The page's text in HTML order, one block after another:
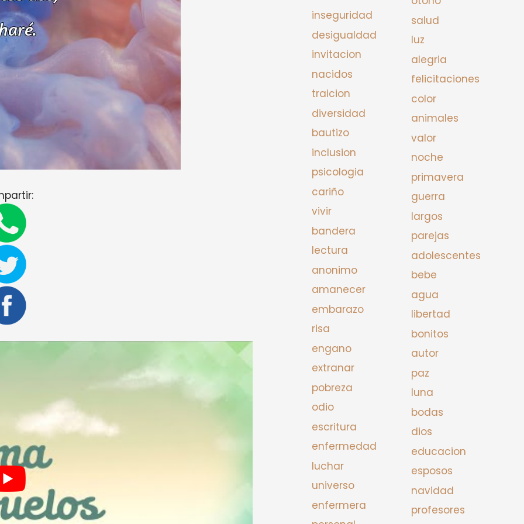
inseguridad
desigualdad
invitacion
nacidos
traicion
diversidad
bautizo
inclusion
psicologia
cariño
vivir
bandera
lectura
anonimo
amanecer
embarazo
risa
engano
extranar
pobreza
odio
escritura
enfermedad
luchar
universo
enfermera
salud
luz
alegria
felicitaciones
color
animales
valor
noche
primavera
guerra
largos
parejas
adolescentes
bebe
agua
libertad
bonitos
autor
paz
luna
bodas
dios
educacion
esposos
navidad
profesores